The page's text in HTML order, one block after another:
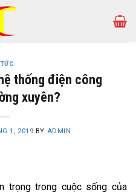
thống điện công
xuyên?
1, 2019 BY ADMIN
trọng trong cuộc sống của